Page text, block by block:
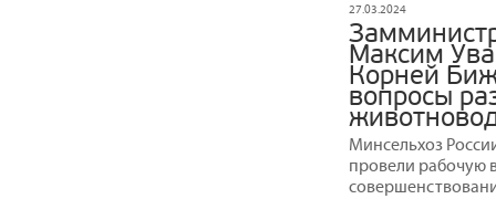
27.03.2024
Максим
Корней
вопросы
Минсельхоз
провели рабочую